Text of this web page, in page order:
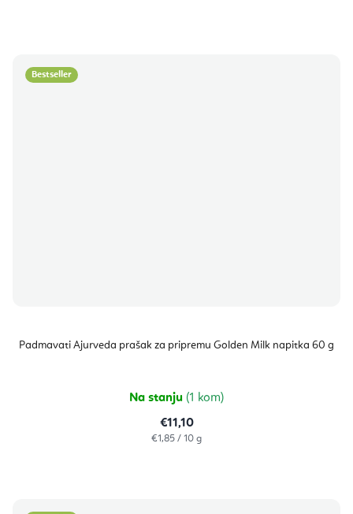
Bestseller
Padmavati Ajurveda prašak za pripremu Golden Milk napitka 60 g
Na stanju (1 kom)
€11,10
Izračunaj
€1,85 / 10 g